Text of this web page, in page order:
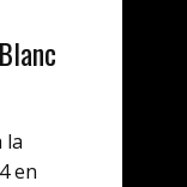
la
en